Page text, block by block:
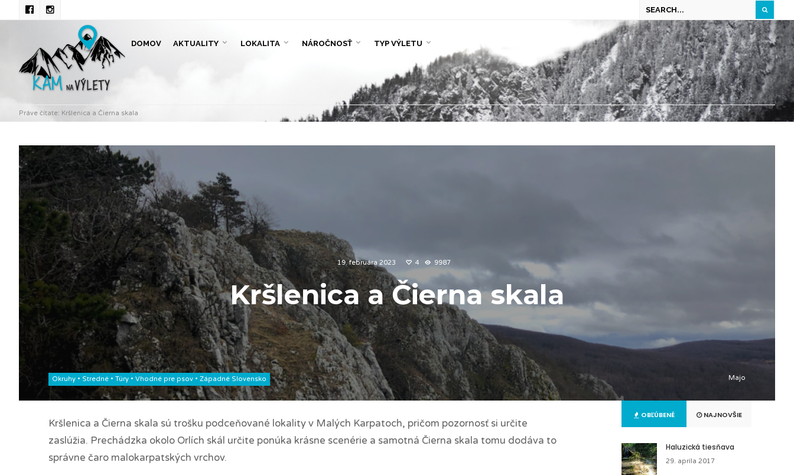
DOMOV AKTUALITY LOKALITA NÁROČNOSŤ TYP VÝLETU
Práve čítate: Kršlenica a Čierna skala
19. februára 2023 4 9987
Majo
Kršlenica a Čierna skala
Okruhy • Stredné • Túry • Vhodné pre psov • Západné Slovensko
Kršlenica a Čierna skala sú trošku podceňované lokality v Malých Karpatoch, pričom pozornosť si určite
zaslúžia. Prechádzka okolo Orlích skál určite ponúka krásne scenérie a samotná Čierna skala tomu dodáva to
správne čaro malokarpatských vrchov.
OBĽÚBENÉ NAJNOVŠIE
Haluzická tiesňava
29. apríla 2017